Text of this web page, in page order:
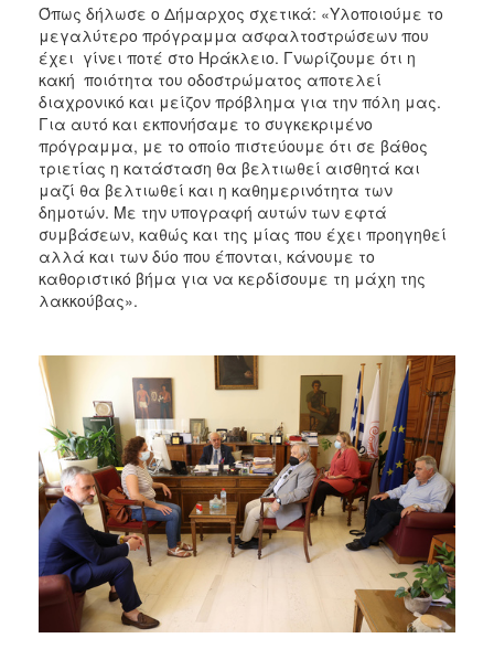
Όπως δήλωσε ο Δήμαρχος σχετικά: «Υλοποιούμε το
μεγαλύτερο πρόγραμμα ασφαλτοστρώσεων που
έχει γίνει ποτέ στο Ηράκλειο. Γνωρίζουμε ότι η
κακή ποιότητα του οδοστρώματος αποτελεί
διαχρονικό και μείζον πρόβλημα για την πόλη μας.
Για αυτό και εκπονήσαμε το συγκεκριμένο
πρόγραμμα, με το οποίο πιστεύουμε ότι σε βάθος
τριετίας η κατάσταση θα βελτιωθεί αισθητά και
μαζί θα βελτιωθεί και η καθημερινότητα των
δημοτών. Με την υπογραφή αυτών των εφτά
συμβάσεων, καθώς και της μίας που έχει προηγηθεί
αλλά και των δύο που έπονται, κάνουμε το
καθοριστικό βήμα για να κερδίσουμε τη μάχη της
λακκούβας».